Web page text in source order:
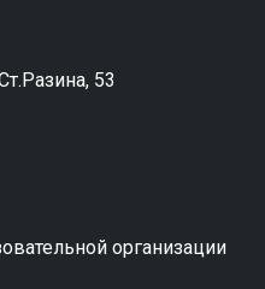
53
организации